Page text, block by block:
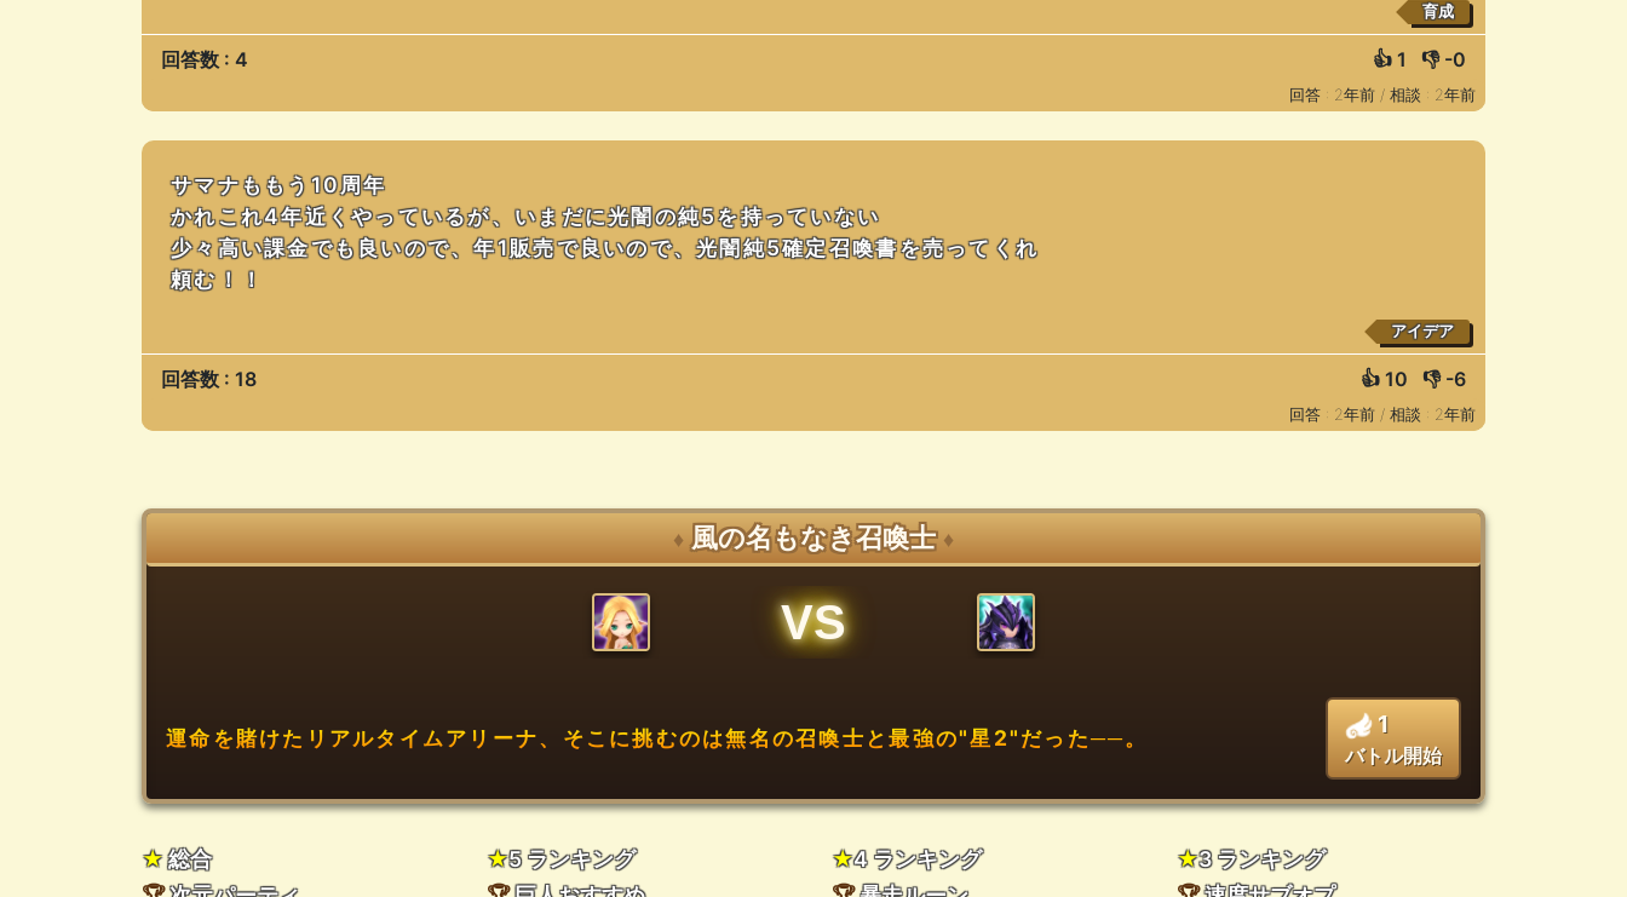
育成
回答数 : 4 👍 1 👎 -0
回答 : 2年前 / 相談 : 2年前
サマナももう10周年
かれこれ4年近くやっているが、いまだに光闇の純5を持っていない
少々高い課金でも良いので、年1販売で良いので、光闇純5確定召喚書を売ってくれ
頼む！！
アイデア
回答数 : 18 👍 10 👎 -6
回答 : 2年前 / 相談 : 2年前
♦ 風の名もなき召喚士 ♦
VS
運命を賭けたリアルタイムアリーナ、そこに挑むのは無名の召喚士と最強の"星2"だった──。 1
バトル開始
★総合 ★5 ランキング ★4 ランキング ★3 ランキング